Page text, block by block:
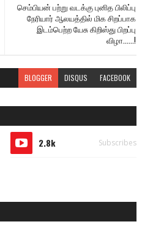
செம்பியன் பற்று வடக்கு புனித பிலிப்பு
நேரியார் ஆலயத்தில் மிக சிறப்பாக
இடம்பெற்ற யேசு கிறிஸ்து பிறப்பு
விழா......!
BLOGGER DISQUS FACEBOOK
2.8k Subscribes